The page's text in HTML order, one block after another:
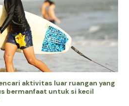
aktivitas luar ruangan yang
bermanfaat untuk si kecil